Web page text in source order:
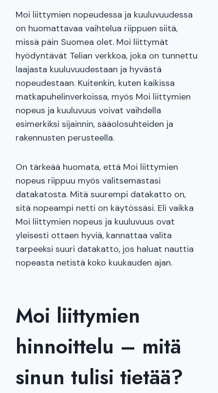
Moi liittymien nopeudessa ja kuuluvuudessa
on huomattavaa vaihtelua riippuen siitä,
missä päin Suomea olet. Moi liittymät
hyödyntävät Telian verkkoa, joka on tunnettu
laajasta kuuluvuudestaan ja hyvästä
nopeudestaan. Kuitenkin, kuten kaikissa
matkapuhelinverkoissa, myös Moi liittymien
nopeus ja kuuluvuus voivat vaihdella
esimerkiksi sijainnin, sääolosuhteiden ja
rakennusten perusteella.
On tärkeää huomata, että Moi liittymien
nopeus riippuu myös valitsemastasi
datakatosta. Mitä suurempi datakatto on,
sitä nopeampi netti on käytössäsi. Eli vaikka
Moi liittymien nopeus ja kuuluvuus ovat
yleisesti ottaen hyviä, kannattaa valita
tarpeeksi suuri datakatto, jos haluat nauttia
nopeasta netistä koko kuukauden ajan.
Moi liittymien
hinnoittelu – mitä
sinun tulisi tietää?